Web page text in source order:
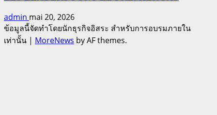
admin mai 20, 2026
ข้อมูลนี้จัดทำโดยนักธุรกิจอิสระ สำหรับการอบรมภายใน
เท่านั้น | MoreNews by AF themes.